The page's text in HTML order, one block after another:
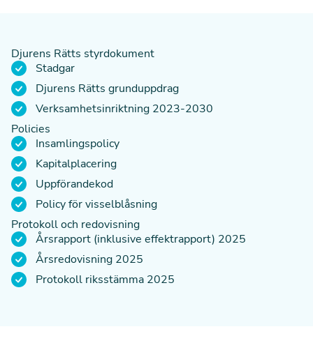
Djurens Rätts styrdokument
Stadgar
Djurens Rätts grunduppdrag
Verksamhetsinriktning 2023-2030
Policies
Insamlingspolicy
Kapitalplacering
Uppförandekod
Policy för visselblåsning
Protokoll och redovisning
Årsrapport (inklusive effektrapport) 2025
Årsredovisning 2025
Protokoll riksstämma 2025